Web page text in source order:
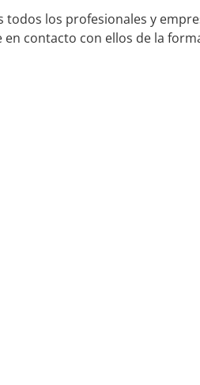
los profesionales y
contacto con ellos de la